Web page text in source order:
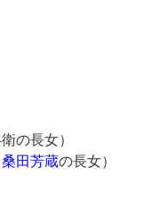
の長女）
桑田芳蔵の長女）